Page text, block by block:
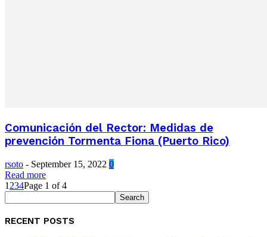
Comunicación del Rector: Medidas de
prevención Tormenta Fiona (Puerto Rico)
rsoto - September 15, 2022 0
Read more
1 234Page 1 of 4
RECENT POSTS